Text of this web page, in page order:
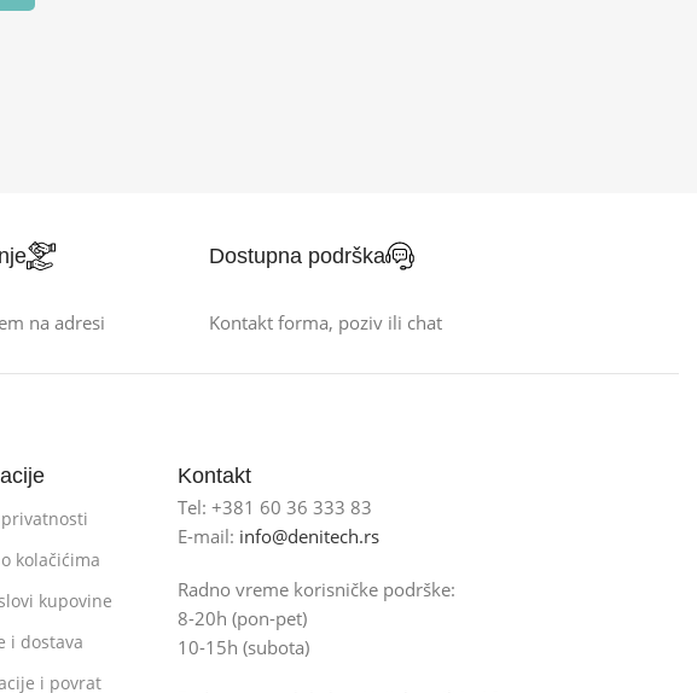
na adresi
Dostupna podrška
Kontakt forma, poziv ili chat
kolačićima
kupovine
i dostava
i povrat
Kontakt
Tel: +381 60 36 333 83
E-mail: info@denitech.rs
Radno vreme korisničke podrške:
8-20h (pon-pet)
10-15h (subota)